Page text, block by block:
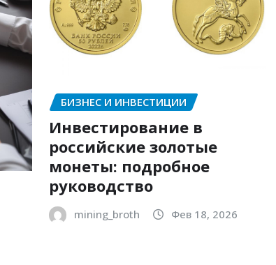
БИЗНЕС И ИНВЕСТИЦИИ
Инвестирование в
российские золотые
монеты: подробное
руководство
mining_broth Фев 18, 2026